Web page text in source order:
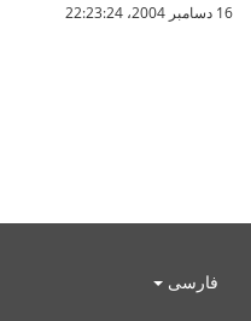
16 دسامبر 2004،‏ 22:23:24
فارسی